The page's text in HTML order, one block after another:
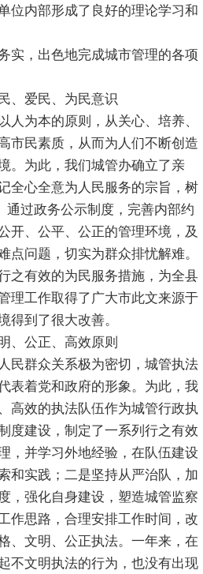
位内部形成了良好的理论学习和
，出色地完成城市管理的各项
爱民、为民意识
为本的原则，从关心、培养、
市民素质，从而为人们不断创造
。为此，我们城管办确立了亲
全心全意为人民服务的宗旨，树
通过政务公示制度，完善内部约
开、公平、公正的管理环境，及
点问题，切实为群众排忧解难。
之有效的为民服务措施，为全县
理工作取得了广大市此文来源于
得到了很大改善。
公正、高效原则
群众关系极为密切，城管执法
表着党和政府的形象。为此，我
高效的执法队伍作为城管行政执
度建设，制定了一系列行之有效
，并学习外地经验，在队伍建设
和实践；二是坚持从严治队，加
，强化自身建设，塑造城管监察
作思路，合理安排工作时间，改
、文明、公正执法。一年来，在
不文明执法的行为，也没有出现